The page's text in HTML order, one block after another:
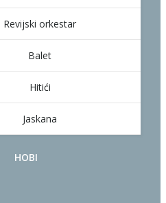
Revijski orkestar
Balet
Hitići
Jaskana
HOBI